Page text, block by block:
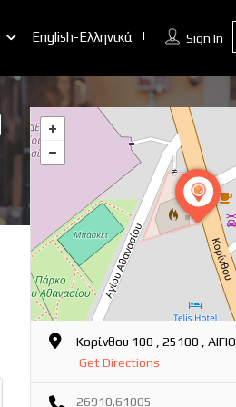
Sign In
English-Ελληνικά
Κορίνθου 100 , 25100 , ΑΙΓΙΟ
Get Directions
26910.61005